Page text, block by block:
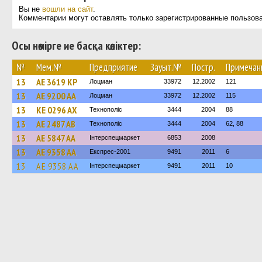
Вы не вошли на сайт.
Комментарии могут оставлять только зарегистрированные
Осы нөмірге ие басқа көліктер:
№ Мем.№ Предприятие Зауыт.№ Постр.
13 AE 3619 KP Лоцман 33972 12.2002 121
13 AE 9200 AA Лоцман 33972 12.2002 115
13 KE 0296 AX Технополіс 3444 2004 88
13 AE 2487 AB Технополіс 3444 2004 62, 88
13 AE 5847 AA Інтерспецмаркет 6853 2008
13 AE 9358 AA Експрес-2001 9491 2011 6
13 AE 9358 AA Інтерспецмаркет 9491 2011 10